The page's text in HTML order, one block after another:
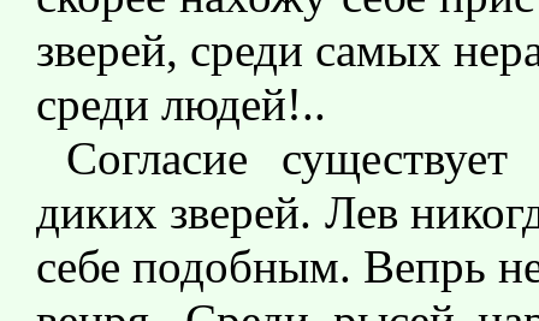
зверей, среди самых
среди людей!..
Согласие
диких зверей. Лев
себе подобным. Вепрь